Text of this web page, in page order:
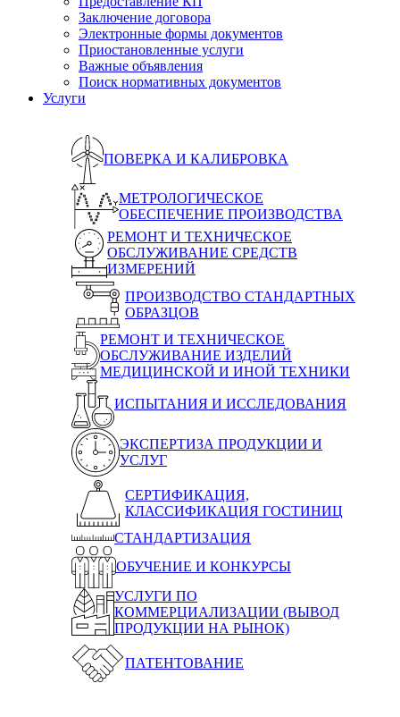
Заключение договора
Электронные формы документов
Приостановленные услуги
Важные объявления
Поиск нормативных документов
Услуги
ПОВЕРКА И КАЛИБРОВКА
МЕТРОЛОГИЧЕСКОЕ
ОБЕСПЕЧЕНИЕ ПРОИЗВОДСТВА
РЕМОНТ И ТЕХНИЧЕСКОЕ
ОБСЛУЖИВАНИЕ СРЕДСТВ
ИЗМЕРЕНИЙ
ПРОИЗВОДСТВО СТАНДАРТНЫХ
ОБРАЗЦОВ
РЕМОНТ И ТЕХНИЧЕСКОЕ
ОБСЛУЖИВАНИЕ ИЗДЕЛИЙ
МЕДИЦИНСКОЙ И ИНОЙ ТЕХНИКИ
ИСПЫТАНИЯ И ИССЛЕДОВАНИЯ
ЭКСПЕРТИЗА ПРОДУКЦИИ И
УСЛУГ
СЕРТИФИКАЦИЯ,
КЛАССИФИКАЦИЯ ГОСТИНИЦ
СТАНДАРТИЗАЦИЯ
ОБУЧЕНИЕ И КОНКУРСЫ
УСЛУГИ ПО
КОММЕРЦИАЛИЗАЦИИ (ВЫВОД
ПРОДУКЦИИ НА РЫНОК)
ПАТЕНТОВАНИЕ